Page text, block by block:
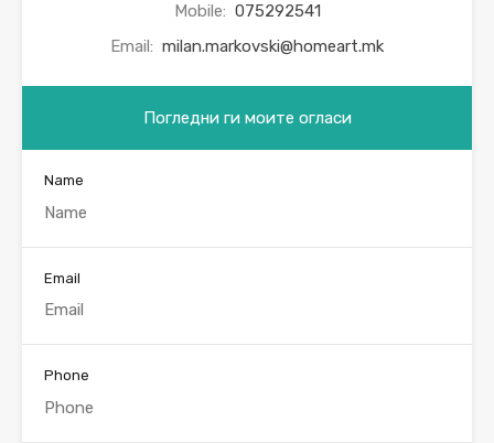
Mobile: 075292541
Email: milan.markovski@homeart.mk
Погледни ги моите огласи
Name
Email
Phone